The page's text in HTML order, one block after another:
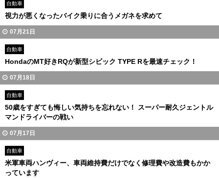
自動車
視力が悪くなったバイク乗りに合うメガネを求めて
07月21日
自動車
HondaのMT好きRQが新型シビック TYPE Rを最速チェック！
07月18日
自動車
50歳をすぎても悔しい気持ちを忘れない！ スーパー耐久ジェントル
マンドライバーの戦い
07月17日
自動車
米軍車両ハンヴィー、車両維持費だけでなく修理費や改造費もかか
っています